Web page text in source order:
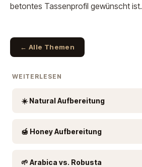
betontes Tassenprofil gewünscht ist.
← Alle Themen
WEITERLESEN
☀️ Natural Aufbereitung
🍯 Honey Aufbereitung
🌱 Arabica vs. Robusta